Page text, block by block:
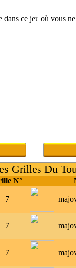
Grilles Du
N°
7
7
7